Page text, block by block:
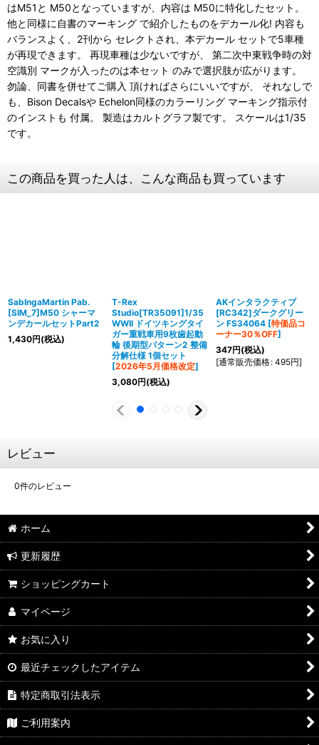
はM51と M50となっていますが、内容は M50に特化したセット。
他と同様に自書のマーキング で紹介したものをデカール化! 内容も
バランスよく、2刊から セレクトされ、本デカール セットで5車種
が再現できます。 再現車種は少ないですが、 第二次中東戦争時の対
空識別 マークが入ったのは本セット のみで選択肢が広がります。
勿論、同書を併せてご購入 頂ければさらにいいですが、 それなしで
も、Bison Decalsや Echelon同様のカラーリング マーキング指示付
のインストも 付属。 製造はカルトグラフ製です。 スケールは1/35
です。
この商品を買った人は、こんな商品も買っています
SabIngaMartin Pab.
[SIM_7]M50 シャーマ
ンデカールセットPart2
1,430円(税込)
T-Rex
Studio[TR35091]1/35
WWII ドイツキングタイ
ガー重戦車用9枚歯起動
輪 後期型パターン2 整備
分解仕様 1個セット
[2026年5月価格改定]
3,080円(税込)
AKインタラクティブ
[RC342]ダークグリー
ン FS34064 [特価品コ
ーナー30％OFF]
347円(税込)
[通常販売価格: 495円]
レビュー
0件のレビュー
ホーム
更新履歴
ショッピングカート
マイページ
お気に入り
最近チェックしたアイテム
特定商取引法表示
ご利用案内